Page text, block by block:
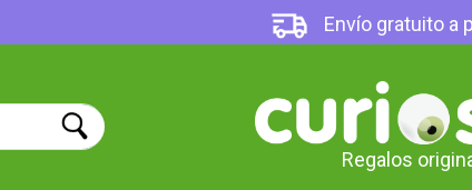
Envío gratuito a
Regalos